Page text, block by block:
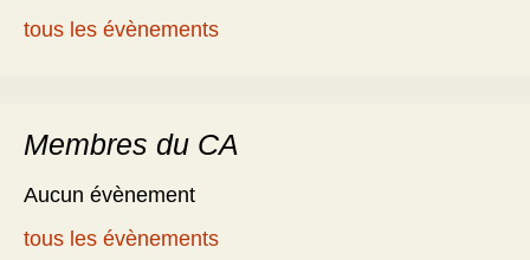
tous les évènements
Membres du CA
Aucun évènement
tous les évènements